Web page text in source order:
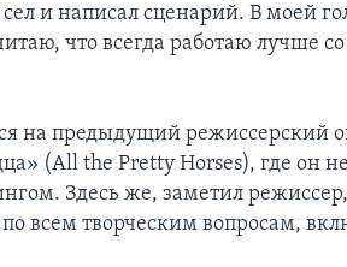
и написал сценарий. В моей
что всегда работаю лучше
на предыдущий режиссерский
(All the Pretty Horses), где он
Здесь же, заметил
всем творческим вопросам,